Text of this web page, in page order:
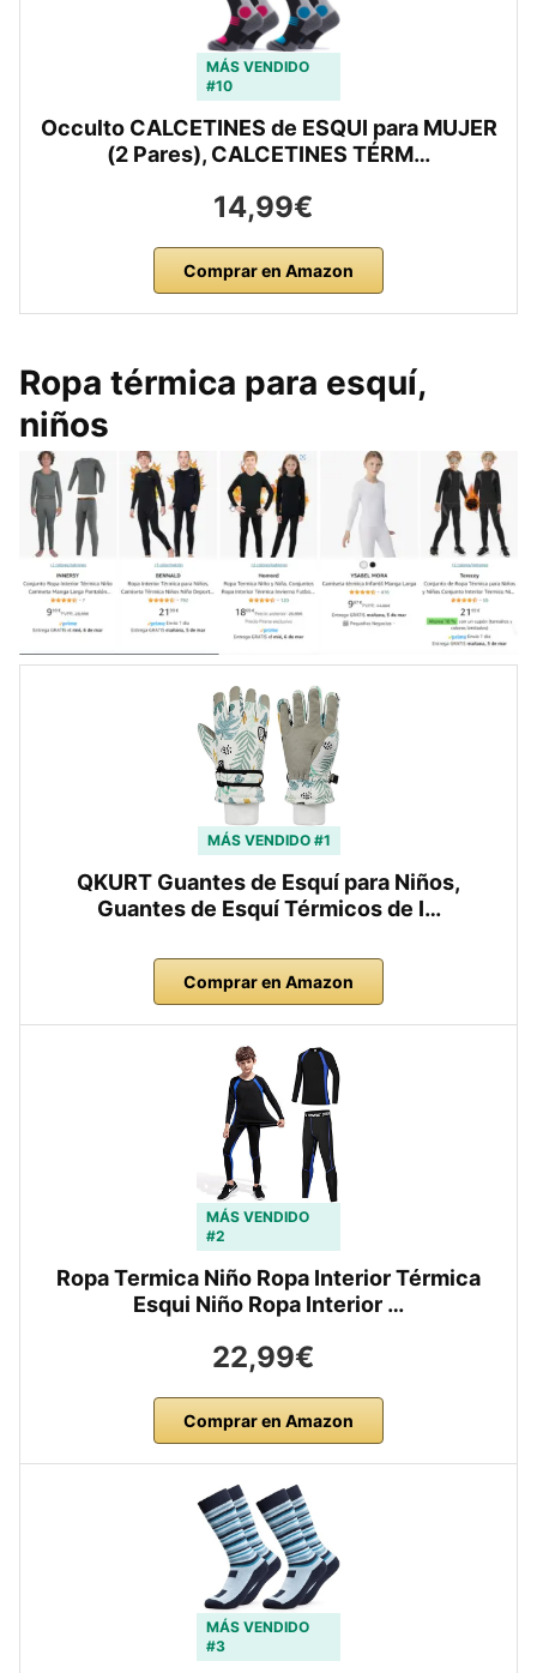
MÁS VENDIDO
#10
Occulto CALCETINES de ESQUI para MUJER
(2 Pares), CALCETINES TÉRM…
14,99€
Comprar en Amazon
Ropa térmica para esquí,
niños
MÁS VENDIDO #1
QKURT Guantes de Esquí para Niños,
Guantes de Esquí Térmicos de I…
Comprar en Amazon
MÁS VENDIDO
#2
Ropa Termica Niño Ropa Interior Térmica
Esqui Niño Ropa Interior …
22,99€
Comprar en Amazon
MÁS VENDIDO
#3